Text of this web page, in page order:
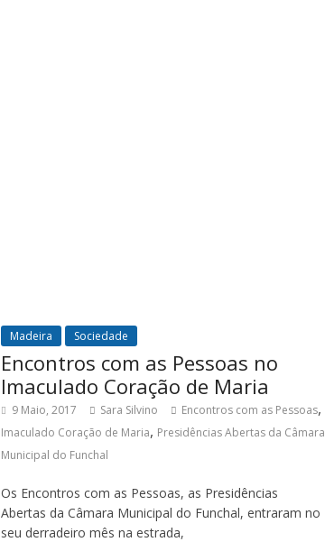
Madeira Sociedade
Encontros com as Pessoas no
Imaculado Coração de Maria
9 Maio, 2017 Sara Silvino Encontros com as Pessoas,
Imaculado Coração de Maria, Presidências Abertas da Câmara
Municipal do Funchal
Os Encontros com as Pessoas, as Presidências
Abertas da Câmara Municipal do Funchal, entraram no
seu derradeiro mês na estrada,